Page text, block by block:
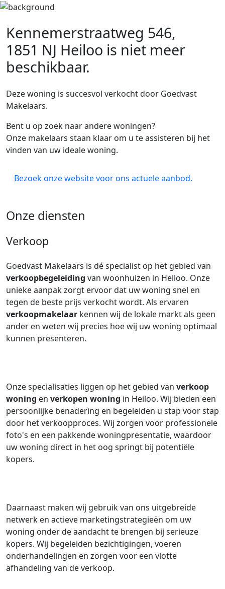
Kennemerstraatweg 546,
1851 NJ Heiloo is niet meer
beschikbaar.
Deze woning is succesvol verkocht door Goedvast
Makelaars.
Bent u op zoek naar andere woningen?
Onze makelaars staan klaar om u te assisteren bij het
vinden van uw ideale woning.
Bezoek onze website voor ons actuele aanbod.
Onze diensten
Verkoop
Goedvast Makelaars is dé specialist op het gebied van
verkoopbegeleiding van woonhuizen in Heiloo. Onze
unieke aanpak zorgt ervoor dat uw woning snel en
tegen de beste prijs verkocht wordt. Als ervaren
verkoopmakelaar kennen wij de lokale markt als geen
ander en weten wij precies hoe wij uw woning optimaal
kunnen presenteren.
Onze specialisaties liggen op het gebied van verkoop
woning en verkopen woning in Heiloo. Wij bieden een
persoonlijke benadering en begeleiden u stap voor stap
door het verkoopproces. Wij zorgen voor professionele
foto's en een pakkende woningpresentatie, waardoor
uw woning direct in het oog springt bij potentiële
kopers.
Daarnaast maken wij gebruik van ons uitgebreide
netwerk en actieve marketingstrategieën om uw
woning onder de aandacht te brengen bij serieuze
kopers. Wij begeleiden bezichtigingen, voeren
onderhandelingen en zorgen voor een vlotte
afhandeling van de verkoop.